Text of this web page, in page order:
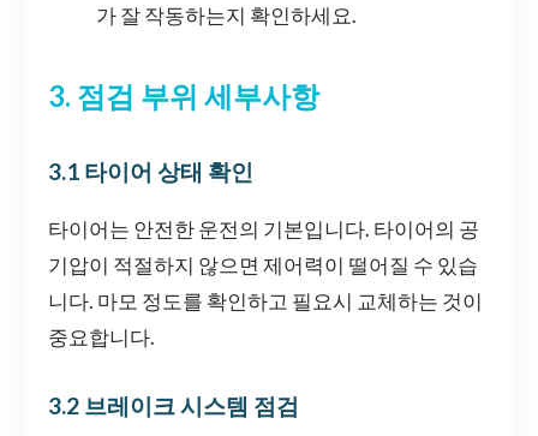
가 잘 작동하는지 확인하세요.
3. 점검 부위 세부사항
3.1 타이어 상태 확인
타이어는 안전한 운전의 기본입니다. 타이어의 공
기압이 적절하지 않으면 제어력이 떨어질 수 있습
니다. 마모 정도를 확인하고 필요시 교체하는 것이
중요합니다.
3.2 브레이크 시스템 점검